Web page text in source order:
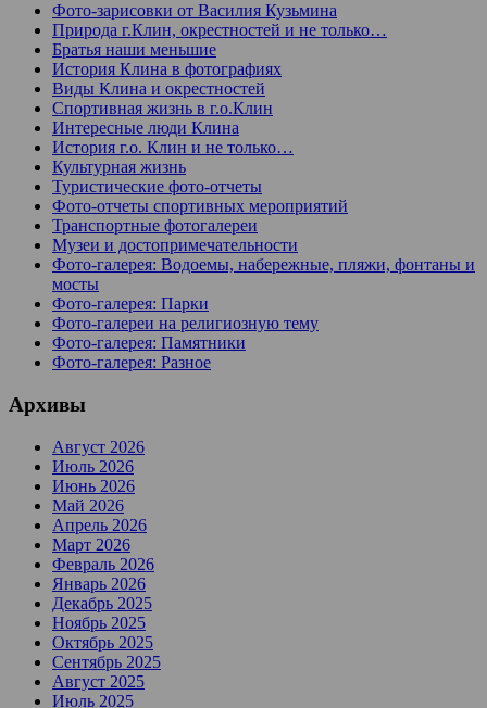
Фото-зарисовки от Василия Кузьмина
Природа г.Клин, окрестностей и не только…
Братья наши меньшие
История Клина в фотографиях
Виды Клина и окрестностей
Спортивная жизнь в г.о.Клин
Интересные люди Клина
История г.о. Клин и не только…
Культурная жизнь
Туристические фото-отчеты
Фото-отчеты спортивных мероприятий
Транспортные фотогалереи
Музеи и достопримечательности
Фото-галерея: Водоемы, набережные, пляжи, фонтаны и
мосты
Фото-галерея: Парки
Фото-галереи на религиозную тему
Фото-галерея: Памятники
Фото-галерея: Разное
Архивы
Август 2026
Июль 2026
Июнь 2026
Май 2026
Апрель 2026
Март 2026
Февраль 2026
Январь 2026
Декабрь 2025
Ноябрь 2025
Октябрь 2025
Сентябрь 2025
Август 2025
Июль 2025